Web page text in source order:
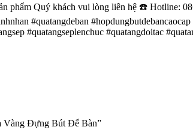
khách vui lòng liên hệ ☎️ Hotline:
#quatangdeban
#quatangseplenchuc #quatangdoitac
Vàng Đựng Bút Để Bàn”